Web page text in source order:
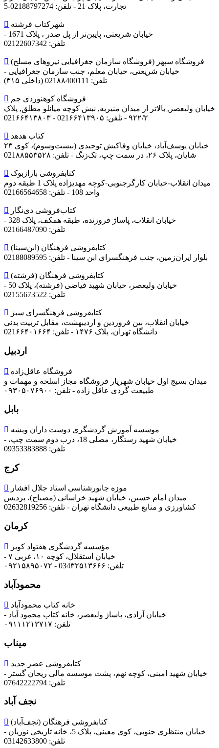
تجارت، پلاک 21 -
تلفن: 02188797274-5
 شهرکتاب فرشته
خیابان شریعتی، پایین‌تر از پل صدر ، پلاک 1671 -
تلفن: 02122607342
 فروشگاه سپهر (فروشگاه سازمان جغرافیایی نیروهای مسلح)
خیابان شریعتی، خیابان معلم، جنب سازمان جغرافیایی -
تلفن: 021۸۸400111 (داخلی ۳۱۵)
 فروشگاه کوهنوردی جم
خیابان ولیعصر, بالاتر از میدان منیریه, نبش کوچه میانلو مطلق, پلاک
۹۲۲/۲ -
تلفن: 021۶۶۴۱۳۹۰۵ - 021۶۶۴۱۳۸۰۳
 کتاب هدهد
خیابان یوسف‌آباد، خیابان وفاکیش توحیدی (بیست‌وسوم)، کوی ۲۳
شایان، پلاک ٢۶، در سمت چپ، تک‌زنگ -
تلفن: 021۸۸۵۵۳۵۲۸
 کتابفروشی باراز‌بوک
میدان انقلاب-خیابان کارگرجنوبی-کوچه مهدیزاده پلاک 1 طبقه دوم
واحد 108 -
تلفن: 02166564658

کتاب‌فروشی دی‌نگار
خیابان انقلاب، پاساژ فروزنده، طبقه همکف، پلاک 328 -
تلفن: 02166487090
 کتابفروشی فرهنگان (ابن‌سینا)
بلوار ایران‌زمین، جنب فرهنگسرای ابن سینا - تلفن: 02188089595
 کتابفروشی فرهنگان (فرشته)
خیابان ولیعصر، خیابان شهید فیاضی (فرشته)، پلاک 50 -
تلفن: 02155673522
 کتابفروشی فرهنگسرای سبز
خیابان انقلاب، بین فروردین و اردیبهشت، مقابل تربیت بدنی
دانشگاه تهران، پلاک ۱۴۷۶ -
تلفن: 021۶۶۴۰۱۶۶۴
اردبیل
 فروشگاه عاقل‌زاده
میدان بسیج اول خیابان شهریار فروشگاه مجاز اسلحه و مهمات و
طبیعت گردی عاقل زاده - تلفن: ۰۹۳۰۵۰۷۶۹۰۰
بابل
 موسسه آموزش گردشگری دوست داران ویشه
خیابان شهید رستگار، مصلی 18، درب دوم سمت چپ، -
تلفن: 09353383888
کرج

موزه جانورشناسی استاد جلال افشار
میدان امام حسین، خیابان شهید خراسانی (مصباح)، پردیس
کشاورزی و منابع طبیعی دانشگاه تهران - تلفن: 02632819256
کرمان

مؤسسه گردشگری هفتواد کویر
خیابان استقلال، کوچه ۱۰، غربی ۷ -
تلفن: 034۳۲۵۱۳۶۶۶ - ۰۹۲۱۵۸۹۵۰۷۲
محمودآباد
 خانه کتاب محمودآباد
خیابان آزادی، پاساژ ولیعصر، خانه کتاب محمود آباد -
تلفن: ۰۹۱۱۱۲۱۳۷۱۷
میناب
 کتابفروشی عصر جدید
خیابان شهید امینی، کوچه نهم، پشت موسسه مالی ریحان گستر -
تلفن: 07642222794
نجف آباد
 کتابفروشی فرهنگان (نجف‌آباد)
خیابان منتظری جنوبی، کوی معینی، پلاک 5، خانه تاریخی نوریان -
تلفن: 03142633800